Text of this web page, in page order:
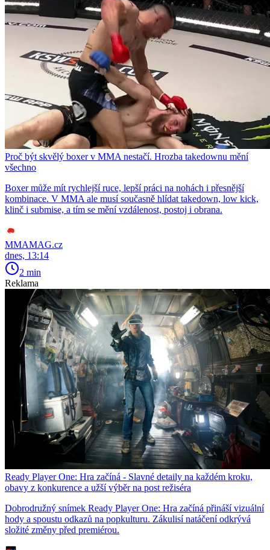
Proč být skvělý boxer v MMA nestačí. Hrozba takedownu mění
všechno
Boxer může mít rychlejší ruce, lepší práci na nohách i přesnější
kombinace. V MMA ale musí současně hlídat takedown, low kick,
klinč i submise, a tím se mění vzdálenost, postoj i obrana.
MMAMAG.cz
dnes, 13:14
2 min
Reklama
Ready Player One: Hra začíná - Slavné detaily na každém kroku,
obavy z konkurence a užší výběr na post režiséra
Dobrodružný snímek Ready Player One: Hra začíná přináší vizuální
hody a spoustu odkazů na popkulturu. Zákulisí natáčení odkrývá
složité změny před premiérou.